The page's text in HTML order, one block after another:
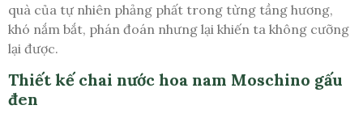
quà của tự nhiên phảng phất trong từng tầng hương,
khó nắm bắt, phán đoán nhưng lại khiến ta không cưỡng
lại được.
Thiết kế chai nước hoa nam Moschino gấu
đen